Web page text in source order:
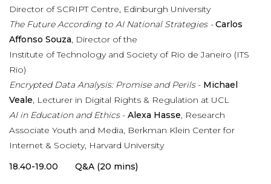
Director of SCRIPT Centre, Edinburgh University
The Future According to AI National Strategies -Carlos
Affonso Souza, Director of the
Institute of Technology and Society of Rio de Janeiro (ITS
Rio)
Encrypted Data Analysis: Promise and Perils- Michael
Veale, Lecturer in Digital Rights & Regulation at UCL
AI in Education and Ethics- Alexa Hasse, Research
Associate Youth and Media, Berkman Klein Center for
Internet & Society, Harvard University
18.40-19.00 Q&A (20 mins)